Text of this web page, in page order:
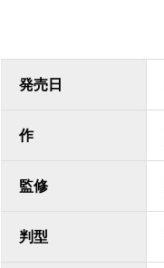
発売日
作
監修
判型